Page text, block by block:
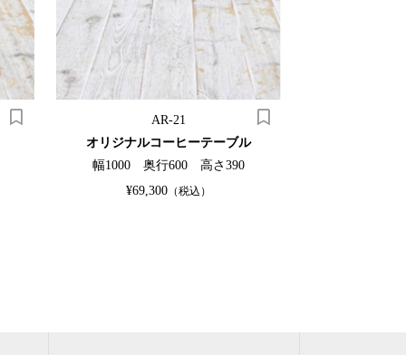
AR-21
オリジナルコーヒーテーブル
幅1000 奥行600 高さ390
¥69,300 （税込）